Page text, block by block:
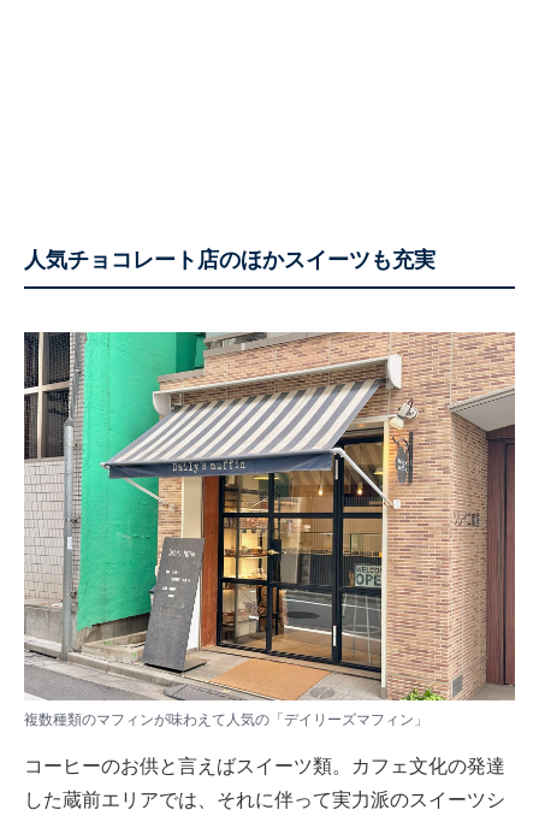
人気チョコレート店のほかスイーツも充実
複数種類のマフィンが味わえて人気の「デイリーズマフィン」
コーヒーのお供と言えばスイーツ類。カフェ文化の発達
した蔵前エリアでは、それに伴って実力派のスイーツシ